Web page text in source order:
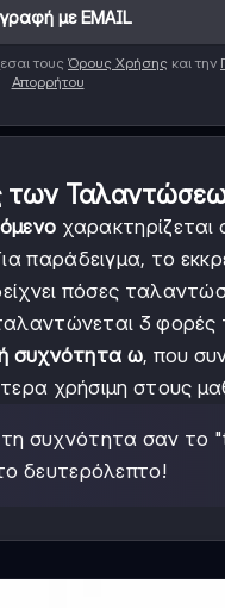
με EMAIL
τους Όρους Χρήσης και την
Απορρήτου
των
παράδειγμα, το
πόσες
3 φορές
συχνότητα ω, που
χρήσιμη στους
συχνότητα σαν το
δευτερόλεπτο!